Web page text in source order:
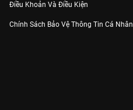
Điều Khoản Và Điều Kiện
Chính Sách Bảo Vệ Thông Tin Cá Nhân